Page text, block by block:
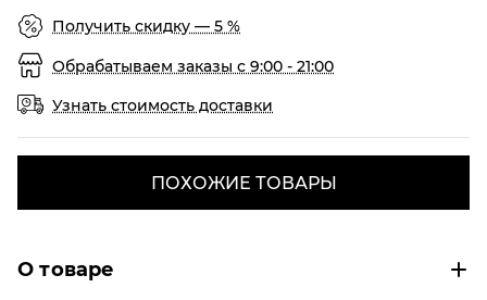
Получить скидку — 5 %
Обрабатываем заказы с 9:00 - 21:00
Узнать стоимость доставки
ПОХОЖИЕ ТОВАРЫ
О товаре